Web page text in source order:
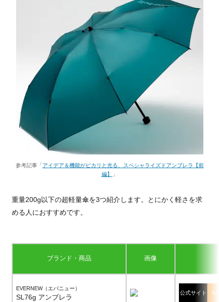
参考記事「 アイデア＆機能がピカリと光る、スペシャライズドアンブレラ【前
編】
」
重量200g以下の超軽量傘を3つ紹介します。とにかく軽さを求
める人におすすめです。
ブランド・商品 画像
EVERNEW（エバニュー）
SL76g アンブレラ
公式サイト